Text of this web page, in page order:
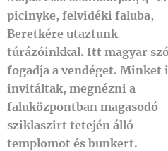
picinyke, felvidéki faluba,
Beretkére utaztunk
túrázóinkkal. Itt magyar
fogadja a vendéget. Minket
invitáltak, megnézni a
faluközpontban magasodó
sziklaszirt tetején álló
templomot és bunkert.